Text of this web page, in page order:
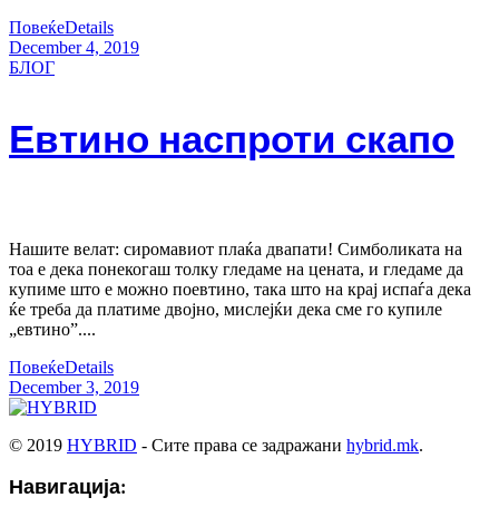
ПовеќеDetails
December 4, 2019
БЛОГ
Евтино наспроти скапо
Нашите велат: сиромавиот плаќа двапати! Симболиката на
тоа е дека понекогаш толку гледаме на цената, и гледаме да
купиме што е можно поевтино, така што на крај испаѓа дека
ќе треба да платиме двојно, мислејќи дека сме го купиле
„евтино”....
ПовеќеDetails
December 3, 2019
© 2019 HYBRID - Сите права се задражани hybrid.mk.
Навигација: